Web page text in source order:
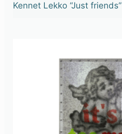
Kennet Lekko “Just friends”